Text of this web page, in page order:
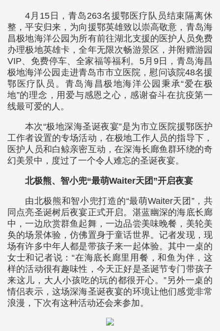
4月15日，青岛263名援鄂医疗队员结束隔离休
整，平安归来，为向援鄂英雄致以崇高敬意，青岛海
昌极地海洋公园为所有前往湖北支援的医护人员免费
办理极地英雄卡，全年无限次畅游景区，并附赠游园
VIP、免费停车、全家福等福利。5月9日，青岛海昌
极地海洋公园走进青岛市市立医院，慰问该院48名援
鄂医疗队员。青岛海昌极地海洋公园秉承“爱在极
地”的理念，用爱与感恩之心，感谢奋斗在抗疫第一
线最可爱的人。
本次“极地深海圣诞夜宴”是为市立医院援鄂医护
工作者设置的专场活动，在极地工作人员的指导下，
医护人员和白鲸亲密互动，在深海长廊鱼群环绕的奇
幻美景中，度过了一个令人难忘的圣诞夜宴。
北极熊、智小兜“最萌Waiter天团”开启夜宴
由北极熊和智小兜打造的“最萌Waiter天团”，共
同点亮圣诞树后夜宴正式开启。湛蓝幽深的海底长廊
中，一边欣赏群鱼起舞，一边品尝美味晚餐，美轮美
奂的场景体验，仿佛置身于童话世界。记者发现，现
场有许多中年人都是带孩子来一起体验。其中一桌的
女士和记者说：“在海底长廊里用餐，和鱼为伴，这
样的活动很有趣味性，今天正好是圣诞节专门带孩子
来这儿，大人小孩吃的玩的都很开心。”另外一桌的
情侣表示，这场深海圣诞夜宴的环境让他们感觉非常
浪漫，下次有这种活动还会来参加。